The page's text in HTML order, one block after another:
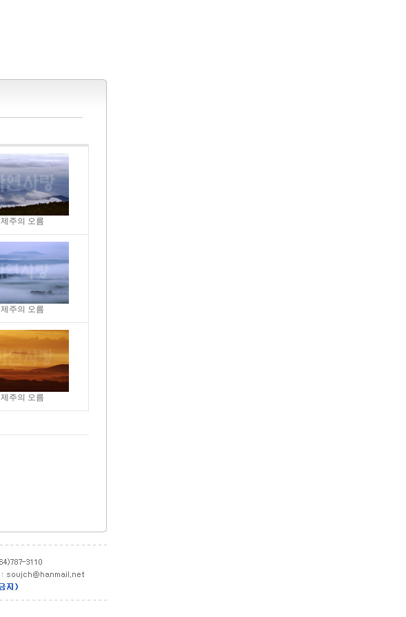
제주의 오름
제주의 오름
제주의 오름